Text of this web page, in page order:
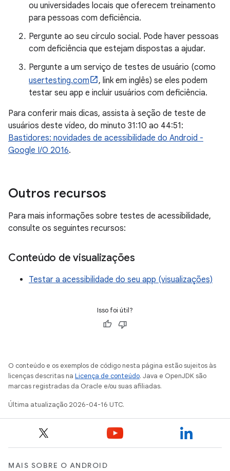
ou universidades locais que oferecem treinamento
para pessoas com deficiência.
Pergunte ao seu círculo social. Pode haver pessoas
com deficiência que estejam dispostas a ajudar.
Pergunte a um serviço de testes de usuário (como
usertesting.com
, link em inglês) se eles podem
testar seu app e incluir usuários com deficiência.
Para conferir mais dicas, assista à seção de teste de
usuários deste vídeo, do minuto 31:10 ao 44:51:
Bastidores: novidades de acessibilidade do Android -
Google I/O 2016.
Outros recursos
Para mais informações sobre testes de acessibilidade,
consulte os seguintes recursos:
Conteúdo de visualizações
Testar a acessibilidade do seu app (visualizações)
Isso foi útil?
O conteúdo e os exemplos de código nesta página estão sujeitos às
licenças descritas na Licença de conteúdo. Java e OpenJDK são
marcas registradas da Oracle e/ou suas afiliadas.
Última atualização 2026-04-16 UTC.
MAIS SOBRE O ANDROID